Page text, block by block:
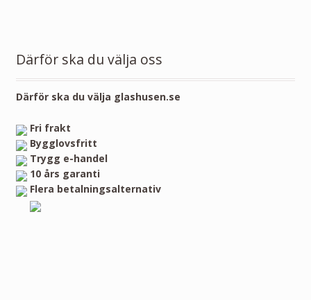
Därför ska du välja oss
Därför ska du välja glashusen.se
Fri frakt
Bygglovsfritt
Trygg e-handel
10 års garanti
Flera betalningsalternativ